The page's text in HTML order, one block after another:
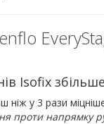
Isofix
у 3 рази
проти напрямку